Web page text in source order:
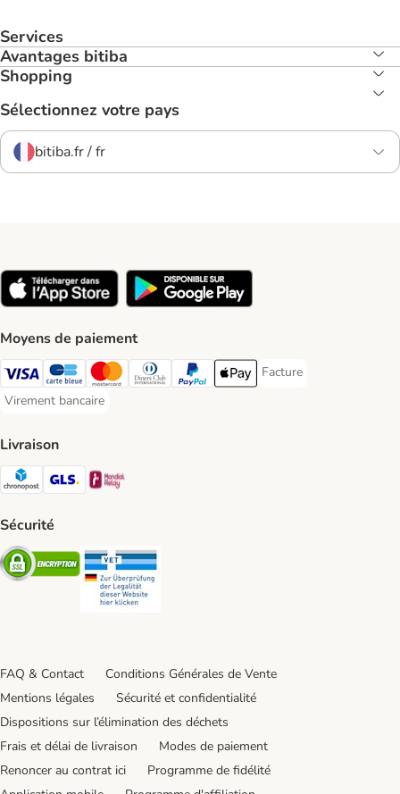
Services
Avantages bitiba
Shopping
Sélectionnez votre pays
bitiba.fr / fr
Moyens de paiement
Visa Payment Method
carte bleue Payment Method
Master Card Payment Method
Diners Club Payment Method
Paypal Payment Method
Apple Pay Payment Method
Facture
Facture Payment Method
Virement bancaire
Virement bancaire Payment Method
Livraison
Chronopost Shipping Method
GLS Shipping Method
Sécurité
Security
FAQ & Contact
Conditions Générales de Vente
Mentions légales
Sécurité et confidentialité
Dispositions sur l’élimination des déchets
Frais et délai de livraison
Modes de paiement
Renoncer au contrat ici
Programme de fidélité